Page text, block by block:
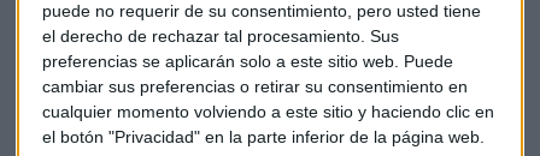
puede no requerir de su consentimiento, pero usted tiene
el derecho de rechazar tal procesamiento. Sus
preferencias se aplicarán solo a este sitio web. Puede
cambiar sus preferencias o retirar su consentimiento en
cualquier momento volviendo a este sitio y haciendo clic en
el botón "Privacidad" en la parte inferior de la página web.
Analizamos el aspecto del BBVA con Alberto Roldán,
profesor de finanzas y economía y consejero de New Growth
Capital; Antonio Castelo, especialista en mercados de
iBroker; José Lizán, gestor de Quadriga y Jorge del Canto,
de Caser Asesores Financieros en Canarias.